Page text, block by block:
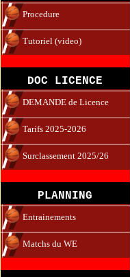
Procedure
Tutoriel (video)
DOC LICENCE
DEMANDE de Licence
Tarifs 2025-2026
Surclassement 2025/26
PLANNING
Entrainements
Matchs du WE